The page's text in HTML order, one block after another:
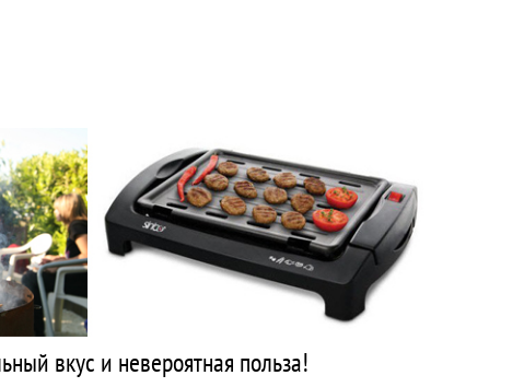
вкус и невероятная польза!